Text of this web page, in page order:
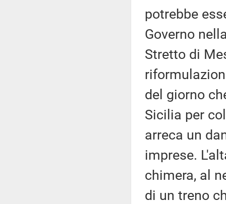
potrebbe
Governo
Stretto di
del giorno
Sicilia per
arreca un
imprese.
chimera, al
di un treno